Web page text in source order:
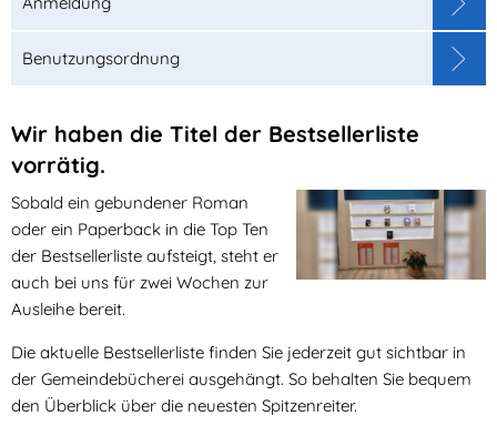
Benutzungsordnung
Wir haben die Titel der Bestsellerliste
vorrätig.
Sobald ein gebundener Roman
oder ein Paperback in die Top Ten
der Bestsellerliste aufsteigt, steht er
auch bei uns für zwei Wochen zur
Ausleihe bereit.
Die aktuelle Bestsellerliste finden Sie jederzeit gut sichtbar in
der Gemeindebücherei ausgehängt. So behalten Sie bequem
den Überblick über die neuesten Spitzenreiter.